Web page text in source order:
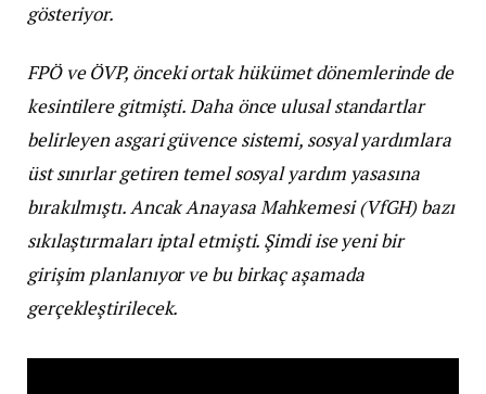
gösteriyor.
FPÖ ve ÖVP, önceki ortak hükümet dönemlerinde de
kesintilere gitmişti. Daha önce ulusal standartlar
belirleyen asgari güvence sistemi, sosyal yardımlara
üst sınırlar getiren temel sosyal yardım yasasına
bırakılmıştı. Ancak Anayasa Mahkemesi (VfGH) bazı
sıkılaştırmaları iptal etmişti. Şimdi ise yeni bir
girişim planlanıyor ve bu birkaç aşamada
gerçekleştirilecek.